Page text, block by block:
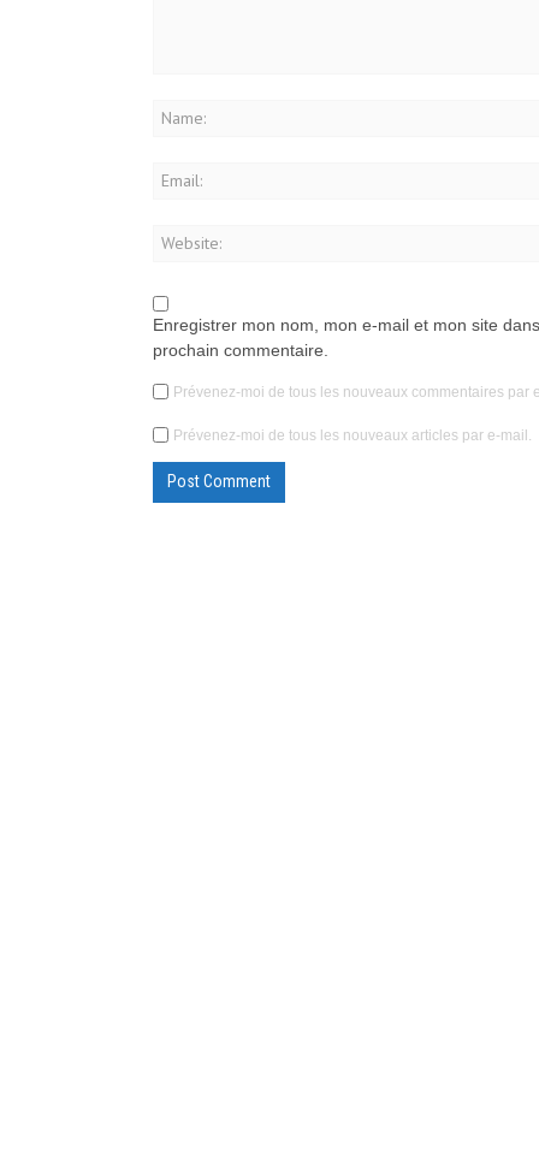
Enregistrer mon nom, mon e-mail et mon site
prochain commentaire.
Prévenez-moi de tous les nouveaux commentaires par
Prévenez-moi de tous les nouveaux articles par e-mail.